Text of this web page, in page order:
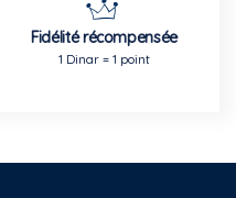
Fidélité récompensée
1 Dinar = 1 point